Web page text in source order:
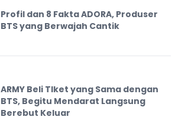
Profil dan 8 Fakta ADORA, Produser
BTS yang Berwajah Cantik
ARMY Beli TIket yang Sama dengan
BTS, Begitu Mendarat Langsung
Berebut Keluar